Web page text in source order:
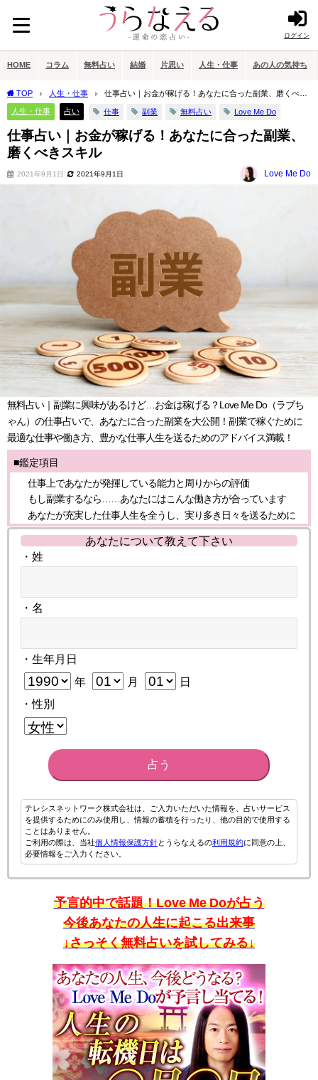
ログイン
HOME コラム 無料占い 結婚 片思い 人生・仕事 あの人の気持ち
TOP 人生・仕事
仕事占い｜お金が稼げる！あなたに合った副業、磨くべき
スキル
人生・仕事 占い 仕事 副業 無料占い Love Me Do
仕事占い｜お金が稼げる！あなたに合った副業、
磨くべきスキル
2021年9月1日 2021年9月1日 Love Me Do
無料占い｜副業に興味があるけど…お金は稼げる？Love Me Do（ラブち
ゃん）の仕事占いで、あなたに合った副業を大公開！副業で稼ぐために
最適な仕事や働き方、豊かな仕事人生を送るためのアドバイス満載！
■鑑定項目
仕事上であなたが発揮している能力と周りからの評価
もし副業するなら……あなたにはこんな働き方が合っています
あなたが充実した仕事人生を全うし、実り多き日々を送るために
あなたについて教えて下さい
・姓
・名
・生年月日
年 月
日
・性別
占う
テレシスネットワーク株式会社は、ご入力いただいた情報を、占いサービス
を提供するためにのみ使用し、情報の蓄積を行ったり、他の目的で使用する
ことはありません。
ご利用の際は、当社個人情報保護方針とうらなえるの利用規約に同意の上、
必要情報をご入力ください。
予言的中で話題！Love Me Doが占う
今後あなたの人生に起こる出来事
↓さっそく無料占いを試してみる↓